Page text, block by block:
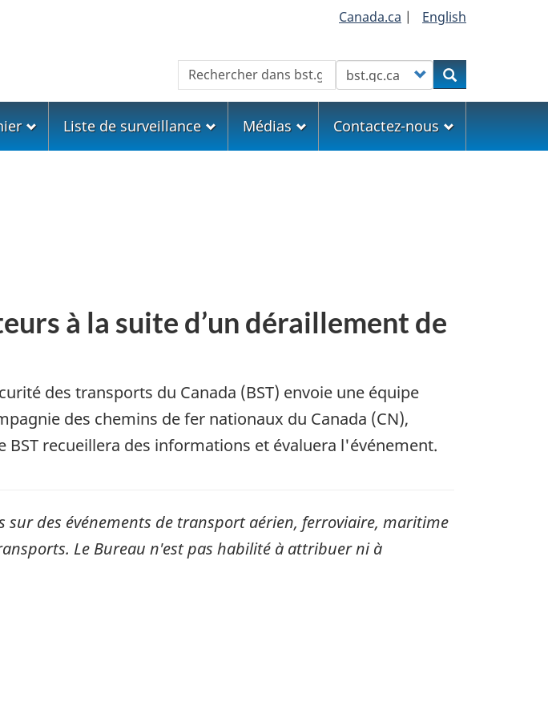
Canada.ca | English
Rechercher Customize your searchRechercher
Liste de surveillance Médias Contactez-nous
à la suite d’un déraillement de
des transports du Canada (BST) envoie une équipe
des chemins de fer nationaux du Canada (CN),
recueillera des informations et évaluera l'événement.
des événements de transport aérien, ferroviaire, maritime
Le Bureau n'est pas habilité à attribuer ni à